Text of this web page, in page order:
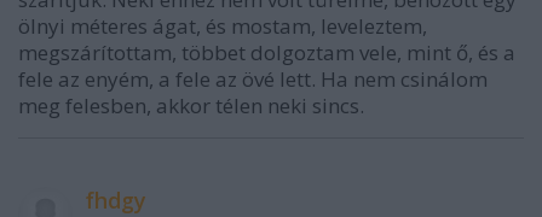
ölnyi méteres ágat, és mostam, leveleztem,
megszárítottam, többet dolgoztam vele, mint ő, és a
fele az enyém, a fele az övé lett. Ha nem csinálom
meg felesben, akkor télen neki sincs.
fhdgy